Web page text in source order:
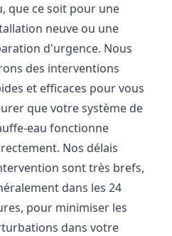
que ce soit pour une
neuve ou une
d'urgence. Nous
des interventions
et efficaces pour vous
que votre système de
eau fonctionne
Nos délais
sont très brefs,
dans les 24
pour minimiser les
dans votre